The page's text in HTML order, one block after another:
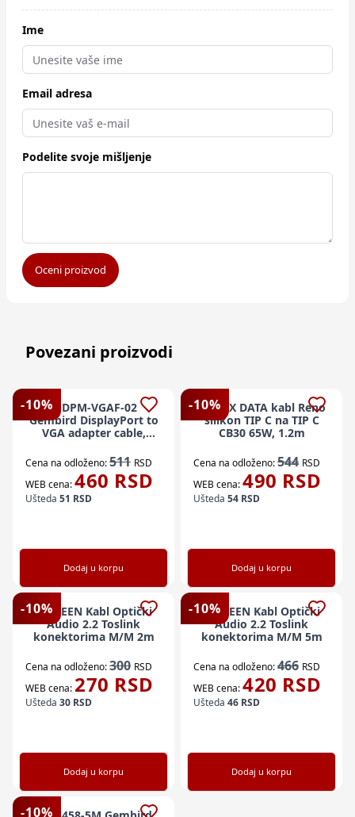
Ime
Email adresa
Podelite svoje mišljenje
Oceni proizvod
Povezani proizvodi
-10%A-DPM-VGAF-02
Gembird DisplayPort to
VGA adapter cable,
VGAF-03)FO
Cena na odloženo:511 RSD
WEB cena:460 RSD
Ušteda 51 RSD
Dodaj u korpu
-10%
REMAX DATA kabl Reno
silikon TIP C na TIP C
CB30 65W, 1.2m
Cena na odloženo:544 RSD
WEB cena:490 RSD
Ušteda 54 RSD
Dodaj u korpu
-10%
E-GREEN Kabl Optički
Audio 2.2 Toslink
konektorima M/M 2m
Cena na odloženo:300 RSD
WEB cena: 270 RSD
Ušteda 30 RSD
Dodaj u korpu
-10%
E-GREEN Kabl Optički
Audio 2.2 Toslink
konektorima M/M 5m
Cena na odloženo:466 RSD
WEB cena:420 RSD
Ušteda 46 RSD
Dodaj u korpu
-10%